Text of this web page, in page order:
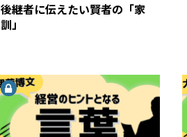
後継者に伝えたい賢者の「家
訓」